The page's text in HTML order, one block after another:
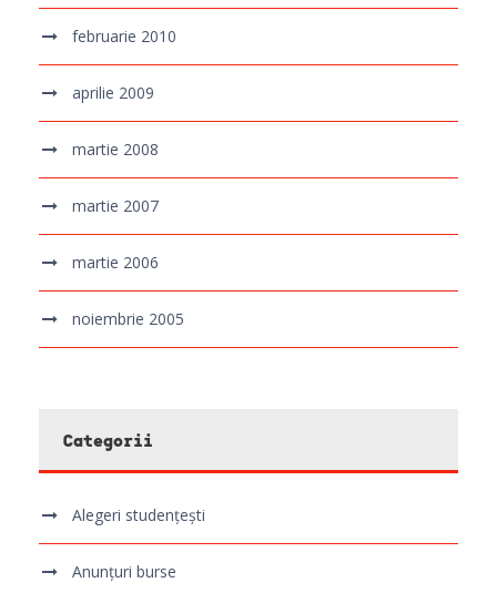
februarie 2010
aprilie 2009
martie 2008
martie 2007
martie 2006
noiembrie 2005
Categorii
Alegeri studențești
Anunțuri burse